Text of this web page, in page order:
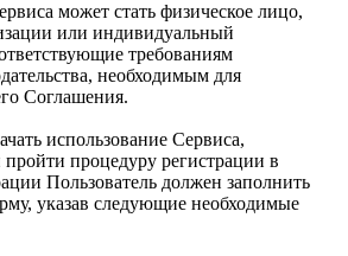
может стать физическое лицо,
или индивидуальный
требованиям
необходимым для
Соглашения.
использование Сервиса,
процедуру регистрации в
Пользователь должен заполнить
указав следующие необходимые